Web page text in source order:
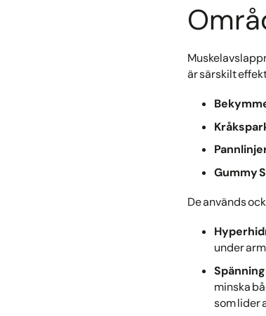
är särskilt
Gummy
De används
under
minska
som lider